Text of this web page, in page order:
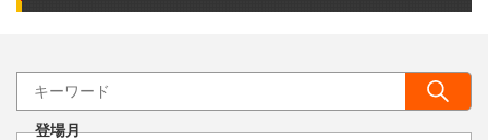
登場月